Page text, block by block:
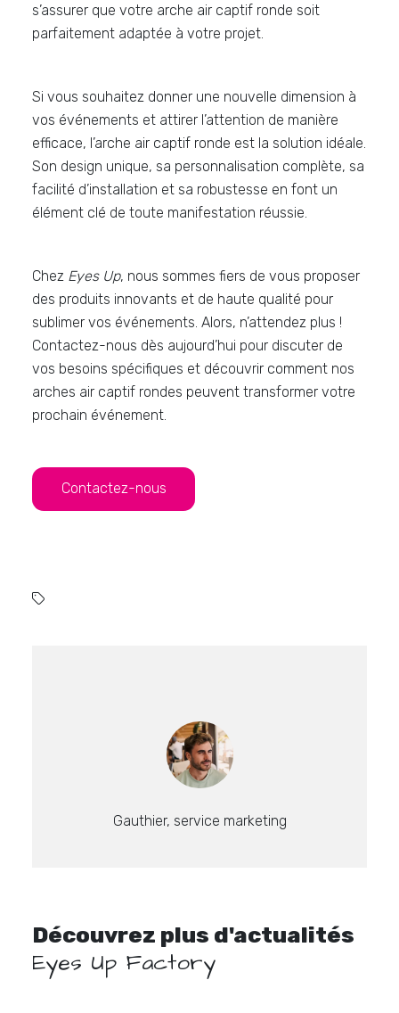
s’assurer que votre arche air captif ronde soit
parfaitement adaptée à votre projet.
Si vous souhaitez donner une nouvelle dimension à
vos événements et attirer l’attention de manière
efficace, l’arche air captif ronde est la solution idéale.
Son design unique, sa personnalisation complète, sa
facilité d’installation et sa robustesse en font un
élément clé de toute manifestation réussie.
Chez Eyes Up, nous sommes fiers de vous proposer
des produits innovants et de haute qualité pour
sublimer vos événements. Alors, n’attendez plus !
Contactez-nous dès aujourd’hui pour discuter de
vos besoins spécifiques et découvrir comment nos
arches air captif rondes peuvent transformer votre
prochain événement.
Contactez-nous
Gauthier, service marketing
Découvrez plus d'actualités
Eyes Up Factory